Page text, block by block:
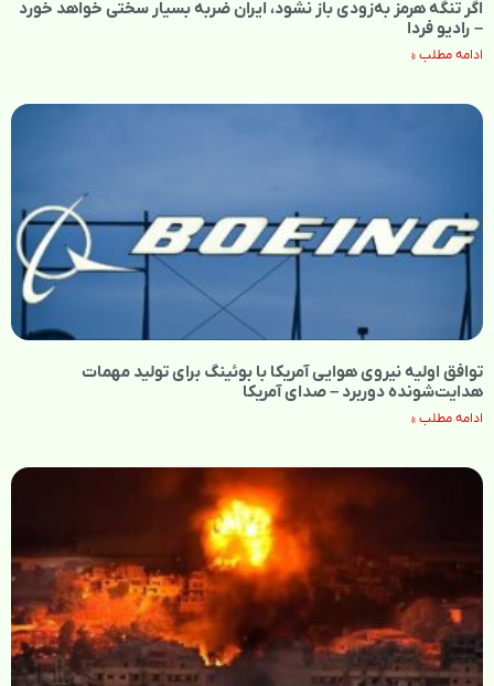
اگر تنگه هرمز به‌زودی باز نشود، ایران ضربه بسیار سختی خواهد خورد
– رادیو فردا
ادامه مطلب »
توافق اولیه نیروی هوایی آمریکا با بوئینگ برای تولید مهمات
هدایت‌شونده دوربرد – صدای آمریکا
ادامه مطلب »